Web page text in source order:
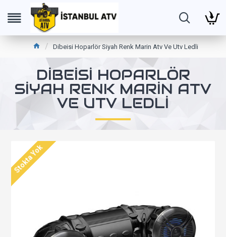
Dibeisi Hoparlör Siyah Renk Marin Atv Ve Utv Ledli
DIBEISI HOPARLÖR
SIYAH RENK MARIN ATV
VE UTV LEDLI
Stokta Yok